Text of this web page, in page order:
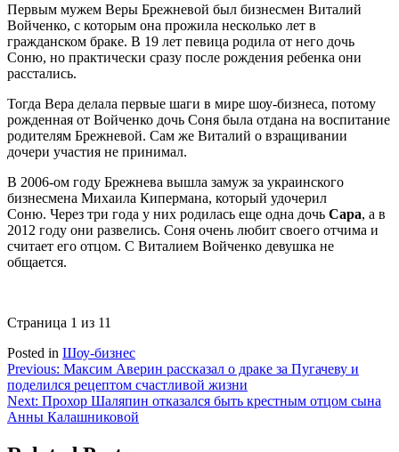
Первым мужем Веры Брежневой был бизнесмен Виталий
Войченко, с которым она прожила несколько лет в
гражданском браке. В 19 лет певица родила от него дочь
Соню, но практически сразу после рождения ребенка они
расстались.
Тогда Вера делала первые шаги в мире шоу-бизнеса, потому
рожденная от Войченко дочь Соня была отдана на воспитание
родителям Брежневой. Сам же Виталий о взращивании
дочери участия не принимал.
В 2006-ом году Брежнева вышла замуж за украинского
бизнесмена Михаила Кипермана, который удочерил
Соню. Через три года у них родилась еще одна дочь Сара, а в
2012 году они развелись. Соня очень любит своего отчима и
считает его отцом. С Виталием Войченко девушка не
общается.
Страница 1 из 11
Posted in Шоу-бизнес
Навигация
по
записям
Previous: Максим Аверин рассказал о драке за Пугачеву и
поделился рецептом счастливой жизни
Next: Прохор Шаляпин отказался быть крестным отцом сына
Анны Калашниковой